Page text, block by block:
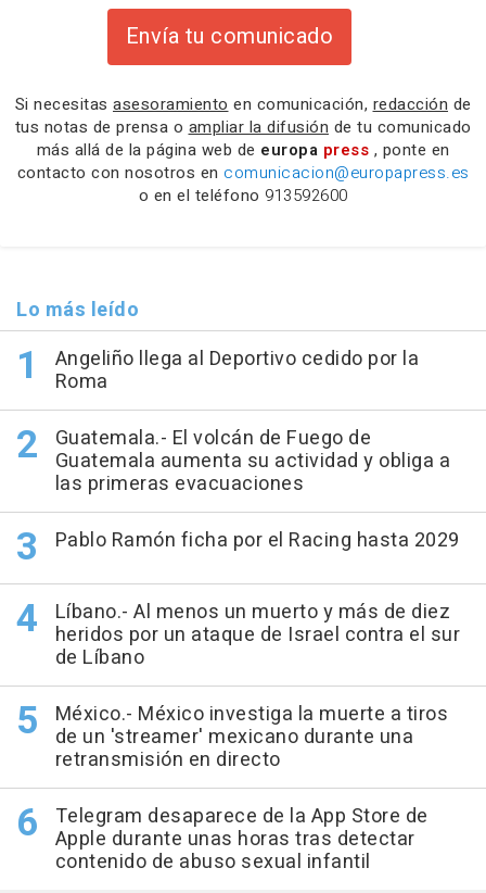
Envía tu comunicado
Si necesitas asesoramiento en comunicación, redacción de
tus notas de prensa o ampliar la difusión de tu comunicado
más allá de la página web de europa press , ponte en
contacto con nosotros en comunicacion@europapress.es
o en el teléfono 913592600
Lo más leído
Angeliño llega al Deportivo cedido por la
Roma
Guatemala.- El volcán de Fuego de
Guatemala aumenta su actividad y obliga a
las primeras evacuaciones
Pablo Ramón ficha por el Racing hasta 2029
Líbano.- Al menos un muerto y más de diez
heridos por un ataque de Israel contra el sur
de Líbano
México.- México investiga la muerte a tiros
de un 'streamer' mexicano durante una
retransmisión en directo
Telegram desaparece de la App Store de
Apple durante unas horas tras detectar
contenido de abuso sexual infantil